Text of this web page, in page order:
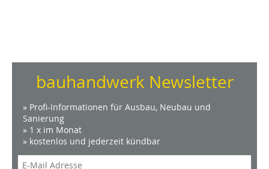
bauhandwerk Newsletter
» Profi-Informationen für Ausbau, Neubau und
Sanierung
» 1 x im Monat
» kostenlos und jederzeit kündbar